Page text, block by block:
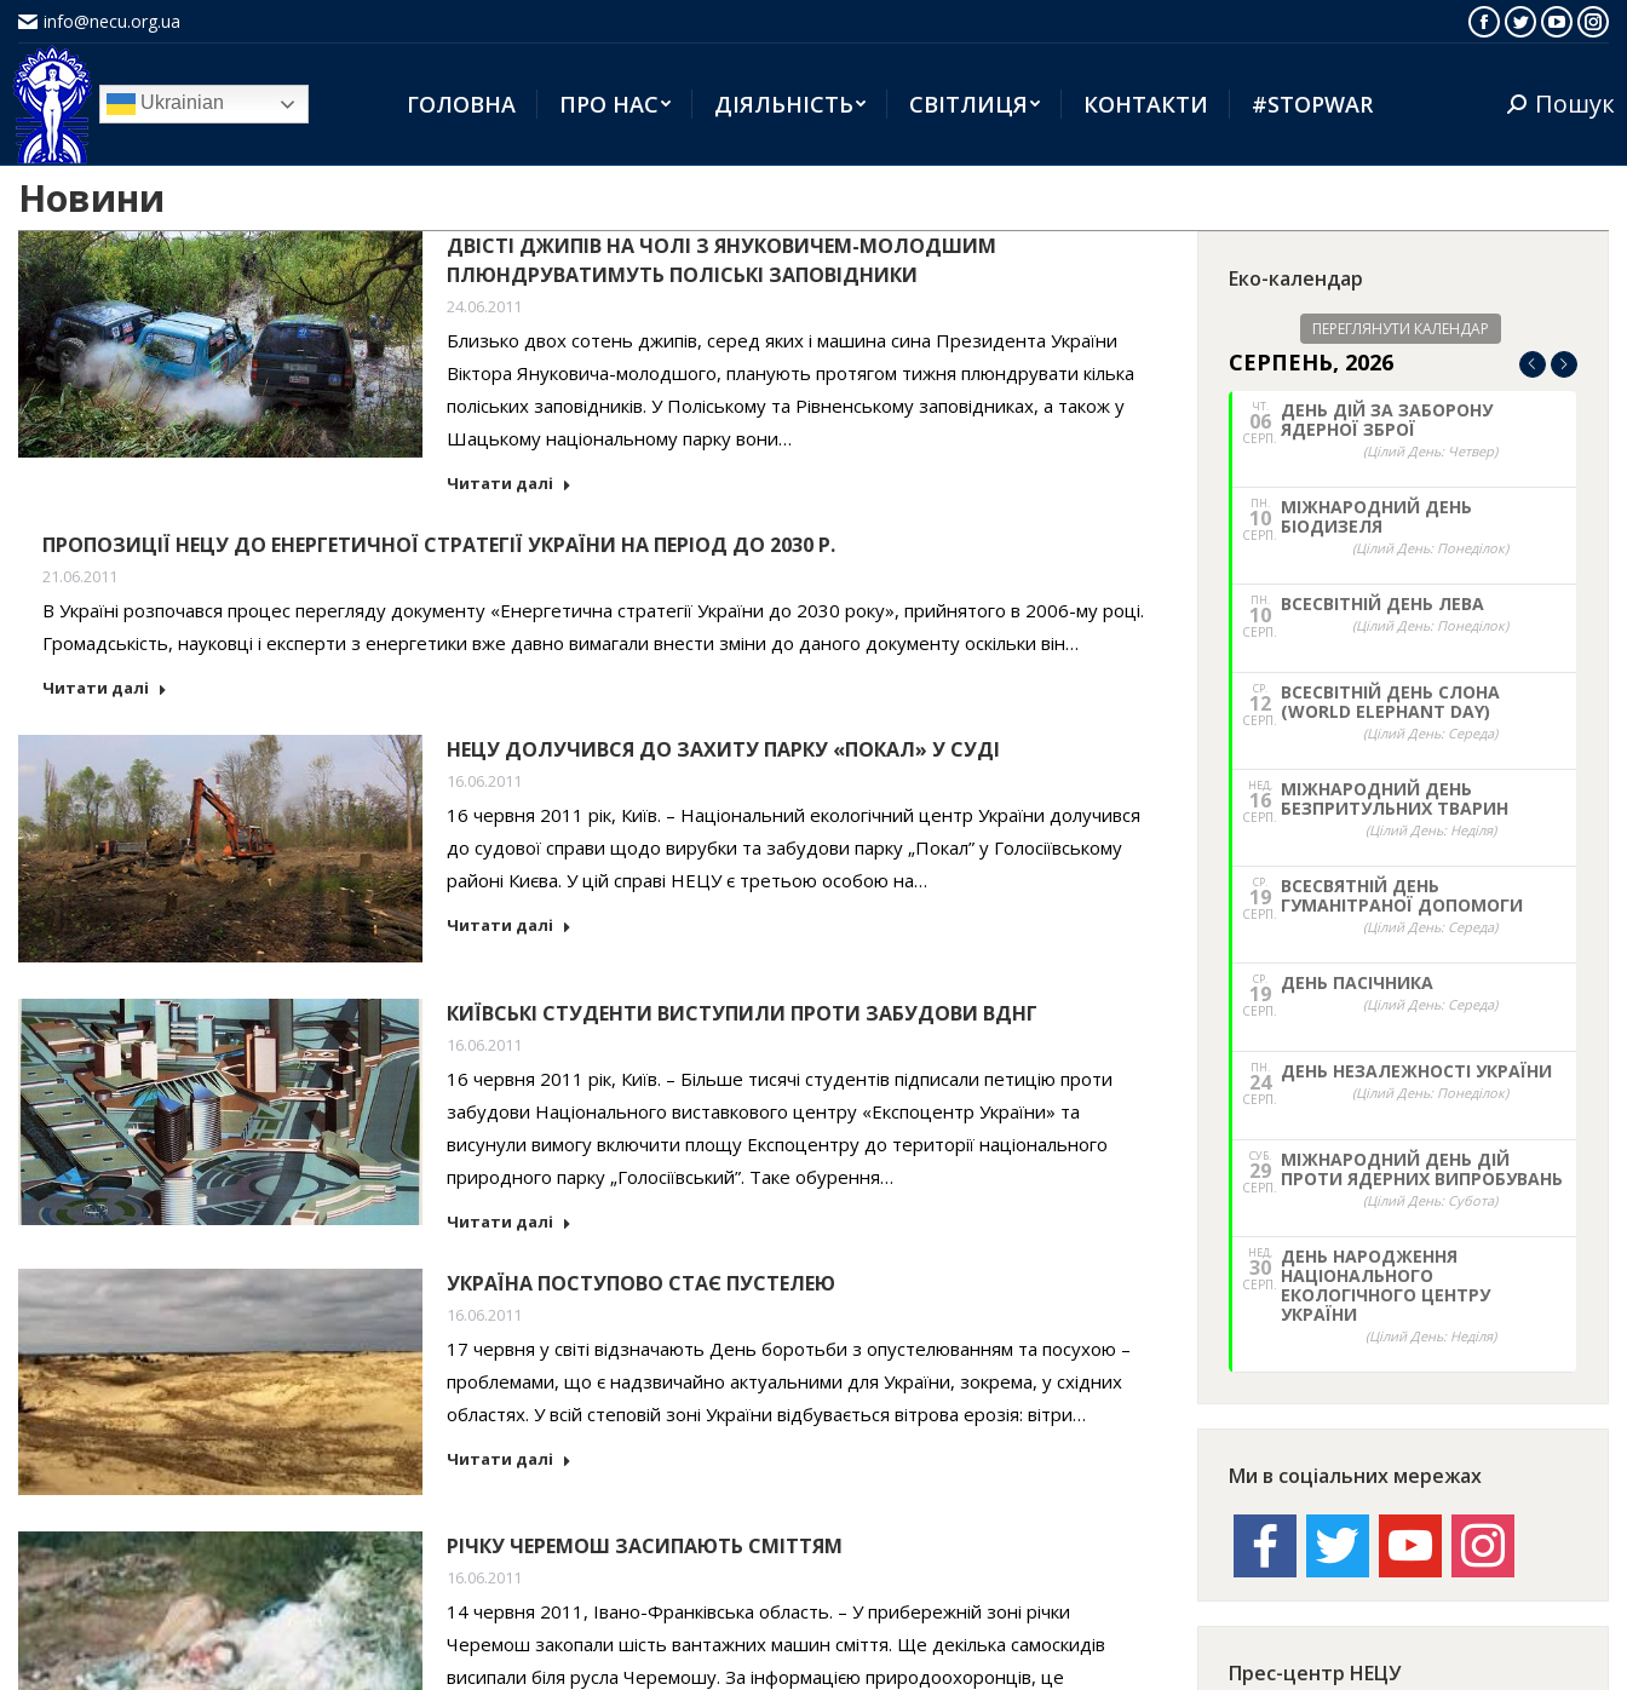
info@necu.org.ua
Facebook
Twitter
Ukrainian ГОЛОВНА ПРО НАС ДІЯЛЬНІСТЬ СВІТЛИЦЯ КОНТАКТИ #STOPWAR Search:Пошук
Новини
ДВІСТІ ДЖИПІВ НА ЧОЛІ З ЯНУКОВИЧЕМ-МОЛОДШИМ
ПЛЮНДРУВАТИМУТЬ ПОЛІСЬКІ ЗАПОВІДНИКИ
24.06.2011
Близько двох сотень джипів, серед яких і машина сина Президента України
Віктора Януковича-молодшого, планують протягом тижня плюндрувати кілька
поліських заповідників. У Поліському та Рівненському заповідниках, а також у
Шацькому національному парку вони…
Читати далі
ПРОПОЗИЦІЇ НЕЦУ ДО ЕНЕРГЕТИЧНОЇ СТРАТЕГІЇ УКРАЇНИ НА ПЕРІОД ДО 2030 Р.
21.06.2011
В Україні розпочався процес перегляду документу «Енергетична стратегії України до 2030 року», прийнятого в 2006-му році.
Громадськість, науковці і експерти з енергетики вже давно вимагали внести зміни до даного документу оскільки він…
Читати далі
НЕЦУ ДОЛУЧИВСЯ ДО ЗАХИТУ ПАРКУ «ПОКАЛ» У СУДІ
16.06.2011
16 червня 2011 рік, Київ. – Національний екологічний центр України долучився
до судової справи щодо вирубки та забудови парку „Покал” у Голосіївському
районі Києва. У цій справі НЕЦУ є третьою особою на…
Читати далі
КИЇВСЬКІ СТУДЕНТИ ВИСТУПИЛИ ПРОТИ ЗАБУДОВИ ВДНГ
16.06.2011
16 червня 2011 рік, Київ. – Більше тисячі студентів підписали петицію проти
забудови Національного виставкового центру «Експоцентр України» та
висунули вимогу включити площу Експоцентру до території національного
природного парку „Голосіївський”. Таке обурення…
Читати далі
УКРАЇНА ПОСТУПОВО СТАЄ ПУСТЕЛЕЮ
16.06.2011
17 червня у світі відзначають День боротьби з опустелюванням та посухою –
проблемами, що є надзвичайно актуальними для України, зокрема, у східних
областях. У всій степовій зоні України відбувається вітрова ерозія: вітри…
Читати далі
РІЧКУ ЧЕРЕМОШ ЗАСИПАЮТЬ СМІТТЯМ
16.06.2011
14 червня 2011, Івано-Франківська область. – У прибережній зоні річки
Черемош закопали шість вантажних машин сміття. Ще декілька самоскидів
висипали біля русла Черемошу. За інформацією природоохоронців, це
Еко-календар
ПЕРЕГЛЯНУТИ КАЛЕНДАР
СЕРПЕНЬ, 2026
ЧТ.
06
СЕРП.
ДЕНЬ ДІЙ ЗА ЗАБОРОНУ
ЯДЕРНОЇ ЗБРОЇ
(Цілий День: Четвер)
ПН.
10
СЕРП.
МІЖНАРОДНИЙ ДЕНЬ
БІОДИЗЕЛЯ
(Цілий День: Понеділок)
ПН.
10
СЕРП.
ВСЕСВІТНІЙ ДЕНЬ ЛЕВА
(Цілий День: Понеділок)
СР.
12
СЕРП.
ВСЕСВІТНІЙ ДЕНЬ СЛОНА
(WORLD ELEPHANT DAY)
(Цілий День: Середа)
НЕД,
16
СЕРП.
МІЖНАРОДНИЙ ДЕНЬ
БЕЗПРИТУЛЬНИХ ТВАРИН
(Цілий День: Неділя)
СР.
19
СЕРП.
ВСЕСВЯТНІЙ ДЕНЬ
ГУМАНІТРАНОЇ ДОПОМОГИ
(Цілий День: Середа)
СР.
19
СЕРП.
ДЕНЬ ПАСІЧНИКА
(Цілий День: Середа)
ПН.
24
СЕРП.
ДЕНЬ НЕЗАЛЕЖНОСТІ УКРАЇНИ
(Цілий День: Понеділок)
СУБ.
29
СЕРП.
МІЖНАРОДНИЙ ДЕНЬ ДІЙ
ПРОТИ ЯДЕРНИХ ВИПРОБУВАНЬ
(Цілий День: Субота)
НЕД,
30
СЕРП.
ДЕНЬ НАРОДЖЕННЯ
НАЦІОНАЛЬНОГО
ЕКОЛОГІЧНОГО ЦЕНТРУ
УКРАЇНИ
(Цілий День: Неділя)
Ми в соціальних мережах
facebook twitter youtube instagram
Прес-центр НЕЦУ